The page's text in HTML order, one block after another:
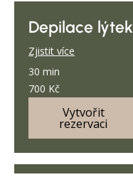
Depilace lýtek
Zjistit více
30 min
700
českých
korun
700 Kč
Vytvořit
rezervaci